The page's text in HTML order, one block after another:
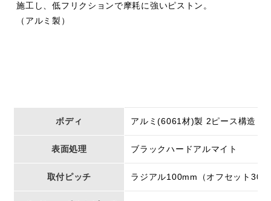
施工し、低フリクションで摩耗に強いピストン。
（アルミ製）
ボディ アルミ(6061材)製 2ピース構造
表面処理 ブラックハードアルマイト
取付ピッチ ラジアル100mm（オフセット